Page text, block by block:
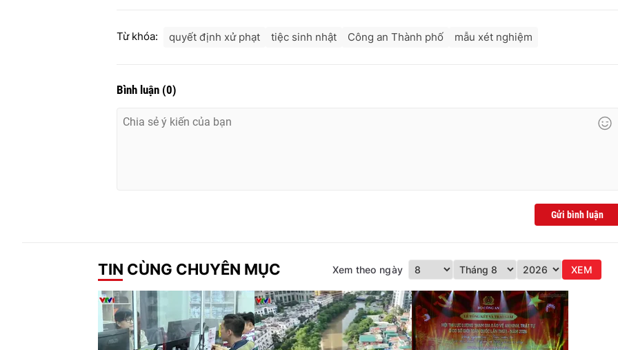
Từ khóa: quyết định xử phạt tiệc sinh nhật Công an Thành phố mẫu xét nghiệm
Bình luận (0)
Gửi bình luận
TIN CÙNG CHUYÊN MỤC Xem theo ngày XEM